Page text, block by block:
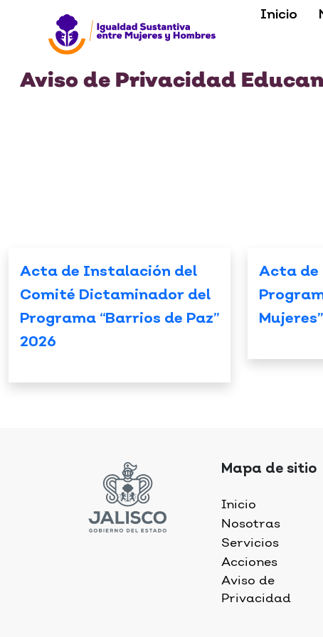
Inicio
Aviso de Privacidad
Acta de Instalación del
Comité Dictaminador del
Programa “Barrios de Paz”
2026
Acta de
Mapa de sitio
Inicio
Nosotras
Servicios
Acciones
Aviso de
Privacidad